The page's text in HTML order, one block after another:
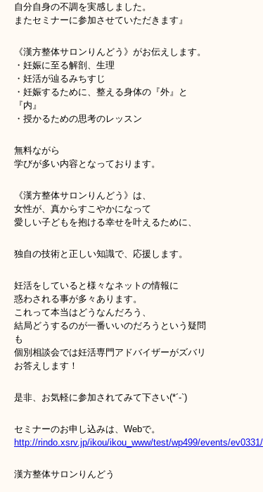
自分自身の不調を実感しました。
またセミナーに参加させていただきます』
《漢方整体サロンりんどう》がお伝えします。
・妊娠に至る解剖、生理
・妊活が辿るみちすじ
・妊娠するために、整える身体の『外』と
『内』
・授かるための思考のレッスン
無料ながら
学びが多い内容となっております。
《漢方整体サロンりんどう》は、
女性が、真からすこやかになって
愛しい子どもを抱ける幸せを叶えるために、
独自の技術と正しい知識で、応援します。
妊活をしていると様々なネットの情報に
惑わされる事が多々あります。
これって本当はどうなんだろう、
結局どうするのが一番いいのだろうという疑問
も
個別相談会では妊活専門アドバイザーがズバリ
お答えします！
是非、お気軽に参加されてみて下さい(*´-`)
セミナーのお申し込みは、Webで。
http://rindo.xsrv.jp/ikou/ikou_www/test/wp499/events/ev0331/
漢方整体サロンりんどう